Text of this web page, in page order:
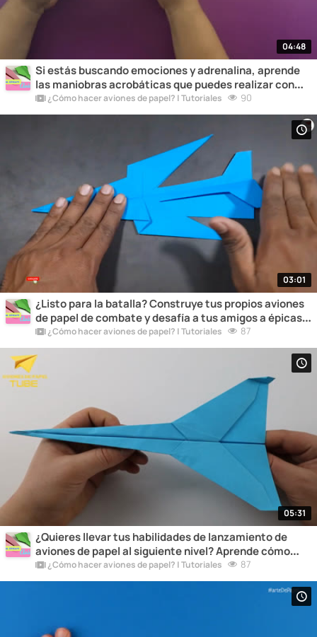
04:48
Si estás buscando emociones y adrenalina, aprende
las maniobras acrobáticas que puedes realizar con
tus aviones de papel. ¡Prepárate para impresionar con
tus piruetas en el aire!
¿Cómo hacer aviones de papel? | Tutoriales 90
03:01
¿Listo para la batalla? Construye tus propios aviones
de papel de combate y desafía a tus amigos a épicas
batallas aéreas llenas de diversión y emoción.
¿Cómo hacer aviones de papel? | Tutoriales 87
05:31
¿Quieres llevar tus habilidades de lanzamiento de
aviones de papel al siguiente nivel? Aprende cómo
construir un lanzador potente y descubre cómo
alcanzar alturas impresionantes.
¿Cómo hacer aviones de papel? | Tutoriales 87